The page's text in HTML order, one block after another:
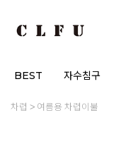
BEST 자수침구
차렵 여름용 차렵이불